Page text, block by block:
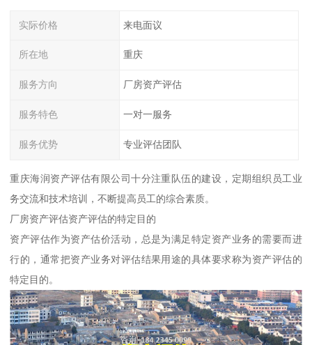
实际价格 来电面议
所在地 重庆
服务方向 厂房资产评估
服务特色 一对一服务
服务优势 专业评估团队
重庆海润资产评估有限公司十分注重队伍的建设，定期组织员工业
务交流和技术培训，不断提高员工的综合素质。
厂房资产评估资产评估的特定目的
资产评估作为资产估价活动，总是为满足特定资产业务的需要而进
行的，通常把资产业务对评估结果用途的具体要求称为资产评估的
特定目的。